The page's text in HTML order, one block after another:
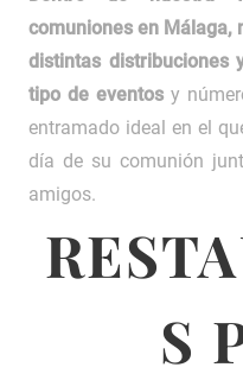
comuniones en Málaga,
distintas distribuciones
tipo de eventos y
entramado ideal en el
día de su comunión
amigos.
S